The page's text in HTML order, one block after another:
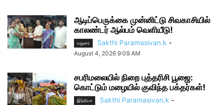
ஆடிப்பெருக்கை முன்னிட்டு சிவகாசியில்
காலண்டர் ஆல்பம் வெளியீடு!
மதுரை Sakthi Paramasivan.k -
August 4, 2026 9:09 AM
சபரிமலையில் நிறை புத்தரிசி பூஜை:
கொட்டும் மழையில் குவிந்த பக்தர்கள்!
இந்தியா Sakthi Paramasivan.k -